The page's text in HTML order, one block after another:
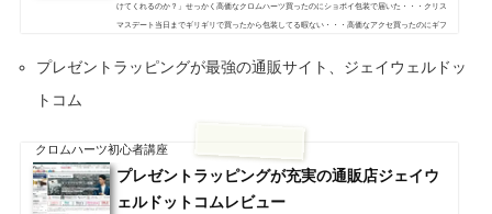
けてくれるのか？」せっかく高価なクロムハーツ買ったのにショボイ包装で届いた・・・クリス
マスデート当日までギリギリで買ったから包装してる暇ない・・・高価なアクセ買ったのにギフ
包装でしかも無料でやってくれるお店の方がいいですよね？？無料でカッコいいオリジナルギフ
プレゼントラッピングが最強の通販サイト、ジェイウェルドッ
トコム
クロムハーツ初心者講座
プレゼントラッピングが充実の通販店ジェイウ
ェルドットコムレビュー